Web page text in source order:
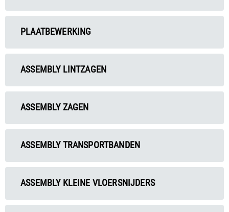
PLAATBEWERKING
ASSEMBLY LINTZAGEN
ASSEMBLY ZAGEN
ASSEMBLY TRANSPORTBANDEN
ASSEMBLY KLEINE VLOERSNIJDERS